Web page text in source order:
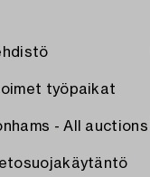
työpaikat
- All auctions